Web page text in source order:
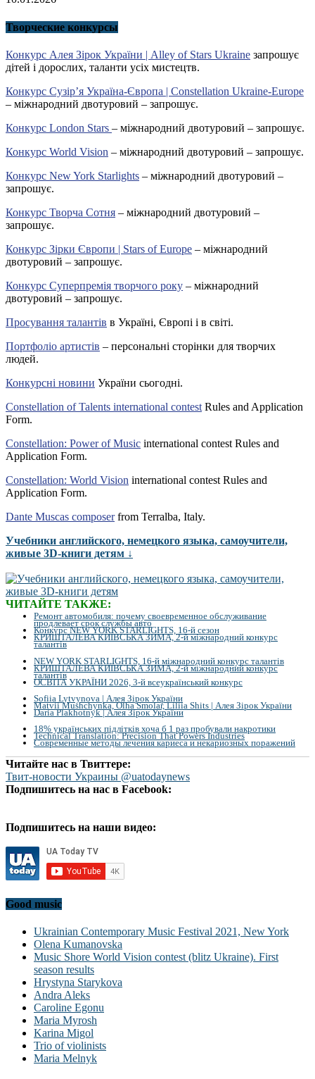
Творческие конкурсы
Конкурс Алея Зірок України | Alley of Stars Ukraine запрошує
дітей і дорослих, таланти усіх мистецтв.
Конкурс Сузір’я Україна-Європа | Constellation Ukraine-Europe
– міжнародний двотуровий – запрошує.
Конкурс London Stars – міжнародний двотуровий – запрошує.
Конкурс World Vision – міжнародний двотуровий – запрошує.
Конкурс New York Starlights – міжнародний двотуровий –
запрошує.
Конкурс Творча Сотня – міжнародний двотуровий –
запрошує.
Конкурс Зірки Європи | Stars of Europe – міжнародний
двотуровий – запрошує.
Конкурс Суперпремія творчого року – міжнародний
двотуровий – запрошує.
Просування талантів в Україні, Європі і в світі.
Портфоліо артистів – персональні сторінки для творчих
людей.
Конкурсні новини України сьогодні.
Constellation of Talents international contest Rules and Application
Form.
Constellation: Power of Music international contest Rules and
Application Form.
Constellation: World Vision international contest Rules and
Application Form.
Dante Muscas composerfrom Terralba, Italy.
Учебники английского, немецкого языка, самоучители,
живые 3D-книги детям ↓
ЧИТАЙТЕ ТАКЖЕ:
Ремонт автомобиля: почему своевременное обслуживание
продлевает срок службы авто
Конкурс NEW YORK STARLIGHTS, 16-й сезон
КРИШТАЛЕВА КИЇВСЬКА ЗИМА, 2-й міжнародний конкурс
талантів
NEW YORK STARLIGHTS, 16-й міжнародний конкурс талантів
КРИШТАЛЕВА КИЇВСЬКА ЗИМА, 2-й міжнародний конкурс
талантів
ОСВІТА УКРАЇНИ 2026, 3-й всеукраїнський конкурс
Sofiia Lytvynova | Алея Зірок України
Matvii Mushchynka, Olha Smolar, Liliia Shits | Алея Зірок України
Daria Plakhotnyk | Алея Зірок України
18% українських підлітків хоча б 1 раз пробували накротики
Technical Translation: Precision That Powers Industries
Современные методы лечения кариеса и некариозных поражений
Читайте нас в Твиттере:
Твит-новости Украины @uatodaynews
Подпишитесь на нас в Facebook:
Подпишитесь на наши видео:
Good music
Ukrainian Contemporary Music Festival 2021, New York
Olena Kumanovska
Music Shore World Vision contest (blitz Ukraine). First
season results
Hrystyna Starykova
Andra Aleks
Caroline Egonu
Maria Myrosh
Karina Migol
Trio of violinists
Maria Melnyk